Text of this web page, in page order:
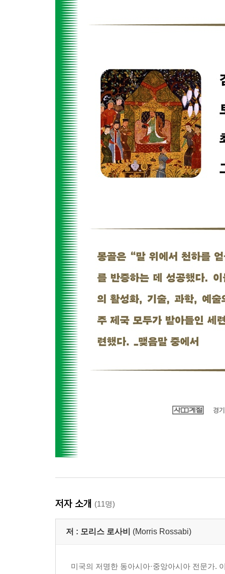
저자 소개 (11명)
저 : 모리스 로사비 (Morris Rossabi)
미국의 저명한 동아시아·중앙아시아 전문가.